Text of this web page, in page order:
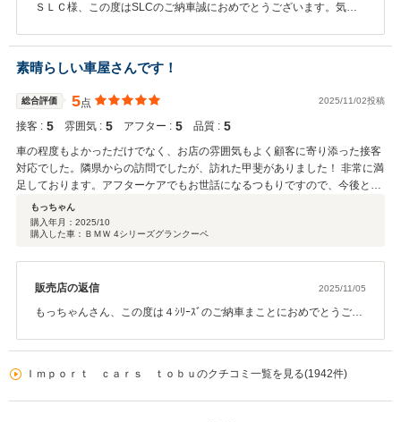
ＳＬＣ様、この度はSLCのご納車誠におめでとうございます。気に
素晴らしい車屋さんです！
総合評価 5点 2025/11/02投稿
接客 : 5 雰囲気 : 5 アフター : 5 品質 : 5
車の程度もよかっただけでなく、お店の雰囲気もよく顧客に寄り添った接客
対応でした。隣県からの訪問でしたが、訪れた甲斐がありました！ 非常に満
足しております。アフターケアでもお世話になるつもりですので、今後とも
宜しくお願い致します。
もっちゃん
購入年月： 2025/10
購入した車：ＢＭＷ 4シリーズグランクーペ
販売店の返信 2025/11/05
もっちゃんさん、この度は４ｼﾘｰｽﾞのご納車まことにおめでとうござ
す。
Ｉｍｐｏｒｔ ｃａｒｓ ｔｏｂｕのクチコミ一覧を見る(1942件)